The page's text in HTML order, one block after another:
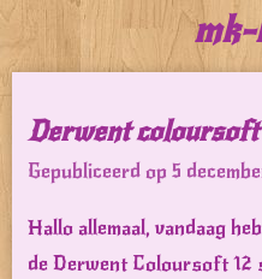
direct
de
hoofdinhoud
Derwent coloursoft
Gepubliceerd op 5
Hallo allemaal, vandaag
de Derwent Coloursoft 12